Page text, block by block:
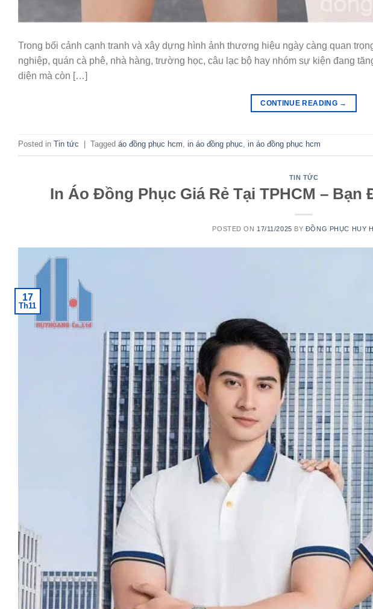
Trong bối cảnh cạnh tranh và xây dựng hình ảnh thương hiệu ngày càng quan
nghiệp, quán cà phê, nhà hàng, trường học, câu lạc bộ hay nhóm sự kiện đang
diện mà còn […]
CONTINUE READING →
Posted in Tin tức Tagged áo đồng phục hcm, in áo đồng phục, in áo đồng phục hcm
TIN TỨC
In Áo Đồng Phục Giá Rẻ Tại TPHCM –
POSTED ON17/11/2025 BY ĐỒNG PHỤC HUY
17
Th11